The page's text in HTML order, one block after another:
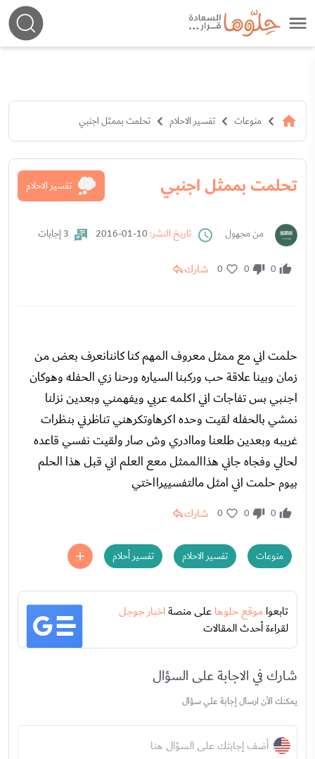
منوعات تفسير الاحلام تحلمت بممثل اجنبي
تحلمت بممثل اجنبي تفسير الاحلام
من مجهول تاريخ النشر: 3 إجابات
0
0
0 شارك
حلمت اني مع ممثل معروف المهم كنا كاننانعرف بعض من
زمان وبينا علاقة حب وركبنا السياره ورحنا زي الحفله وهوكان
اجنبي بس تفاجات اني اكلمه عربي ويفهمني وبعدين نزلنا
نمشي بالحفله لقيت وحده اكرهاوتكرهني تناظرني بنظرات
غريبه وبعدين طلعنا وماادري وش صار ولقيت نفسي قاعده
لحالي وفجاه جاني هذاالممثل معع العلم اني قبل هذا الحلم
بيوم حلمت اني امثل مالتفسييرااختي
0
0
0 شارك
منوعات تفسير الاحلام تفسير أحلام
تابعواموقع حلوهاعلى منصةاخبار جوجل
لقراءة أحدث المقالات
شارك في الاجابة على السؤال
يمكنك الآن ارسال إجابة علي سؤال
أضف إجابتك على السؤال هنا